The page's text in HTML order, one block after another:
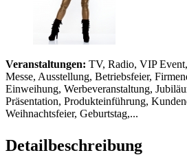
Veranstaltungen: TV, Radio, VIP
Messe, Ausstellung, Betriebsfeier,
Einweihung, Werbeveranstaltung,
Präsentation, Produkteinführung,
Weihnachtsfeier, Geburtstag,...
Detailbeschreibung